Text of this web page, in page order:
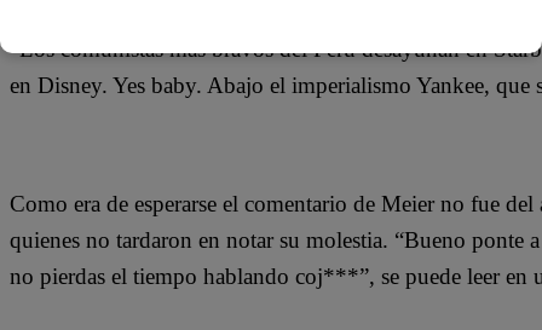
“Los comunistas más bravos del Perú desayunan en
en Disney. Yes baby. Abajo el imperialismo Yankee, que
Como era de esperarse el comentario de Meier no fue del
quienes no tardaron en notar su molestia. “Bueno ponte
no pierdas el tiempo hablando coj***”, se puede leer en